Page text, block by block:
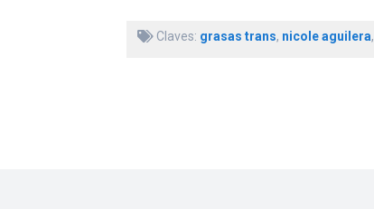
Claves: grasas trans, nicole aguilera,